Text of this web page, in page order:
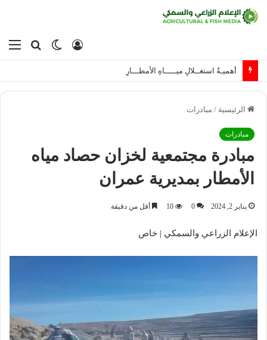
بحث
عن
الوضع
المظلم
تسجيل
الدخول
أهميـةُ استغــلالِ ميـــــاهِ الأمطـــارِ
الرئيسية / مبادرات
مبادرات
مبادرة مجتمعية لخزان حصاد مياه
الأمطار بمديرية عمران
يناير 2, 2024 0
10 أقل من دقيقة
الإعلام الزراعي والسمكي | خاص